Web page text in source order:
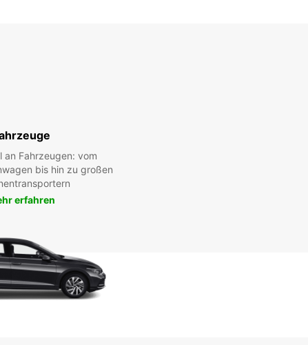
an Fahrzeugen: vom
bis hin zu großen
erfahren